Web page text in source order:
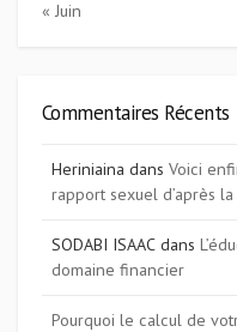
« Juin
Commentaires Récents
Heriniaina dans Voici
rapport sexuel d’après
SODABI ISAAC dans
domaine financier
Pourquoi le calcul de